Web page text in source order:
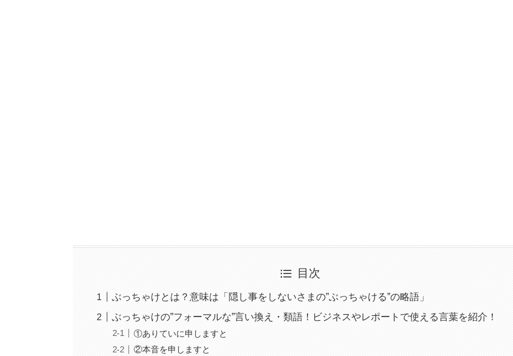
目次
ぶっちゃけとは？意味は「隠し事をしないさまの”ぶっちゃける”の略語」
ぶっちゃけの”フォーマルな”言い換え・類語！ビジネスやレポートで使える言葉を紹介！
①ありていに申しますと
②本音を申しますと